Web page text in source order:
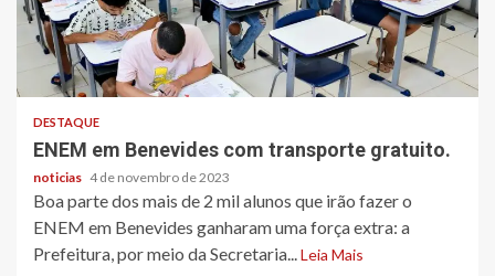
DESTAQUE
ENEM em Benevides com transporte gratuito.
noticias 4 de novembro de 2023
Boa parte dos mais de 2 mil alunos que irão fazer o
ENEM em Benevides ganharam uma força extra: a
Prefeitura, por meio da Secretaria...Leia Mais